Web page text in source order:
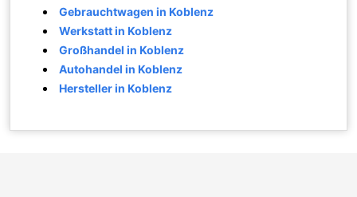
Gebrauchtwagen in Koblenz
Werkstatt in Koblenz
Großhandel in Koblenz
Autohandel in Koblenz
Hersteller in Koblenz